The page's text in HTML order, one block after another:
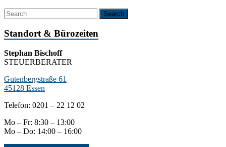
Standort & Bürozeiten
Stephan Bischoff
STEUERBERATER
Gutenbergstraße 61
45128 Essen
Telefon: 0201 – 22 12 02
Mo – Fr: 8:30 – 13:00
Mo – Do: 14:00 – 16:00